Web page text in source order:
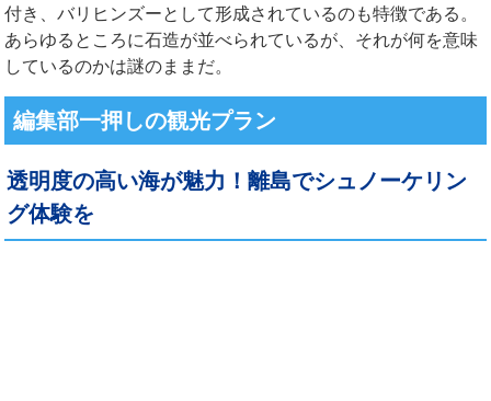
付き、バリヒンズーとして形成されているのも特徴である。
あらゆるところに石造が並べられているが、それが何を意味
しているのかは謎のままだ。
編集部一押しの観光プラン
透明度の高い海が魅力！離島でシュノーケリン
グ体験を